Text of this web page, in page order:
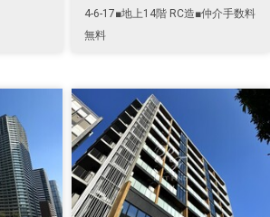
4-6-17■地上14階 RC造■仲介手数料
無料